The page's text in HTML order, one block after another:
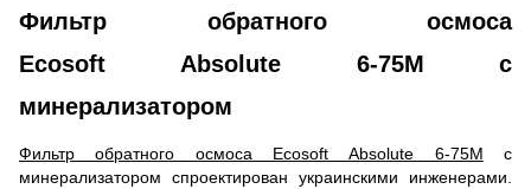
Фильтр обратного осмоса
Ecosoft Absolute 6-75M с
минерализатором
Фильтр обратного осмоса Ecosoft Absolute 6-75M с
минерализатором спроектирован украинскими инженерами.